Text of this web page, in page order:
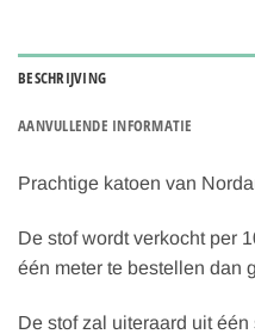
BESCHRIJVING
AANVULLENDE INFORMATIE
Prachtige katoen van
De stof wordt verkocht per
één meter te bestellen dan
De stof zal uiteraard uit